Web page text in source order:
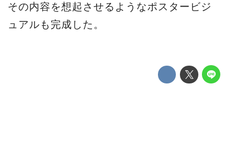
その内容を想起させるようなポスタービジ
ュアルも完成した。